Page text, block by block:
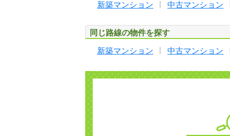
新築マンション 中古マンション
同じ路線の物件を探す
新築マンション 中古マンション